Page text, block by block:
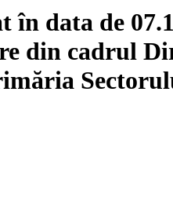
data de
din cadrul